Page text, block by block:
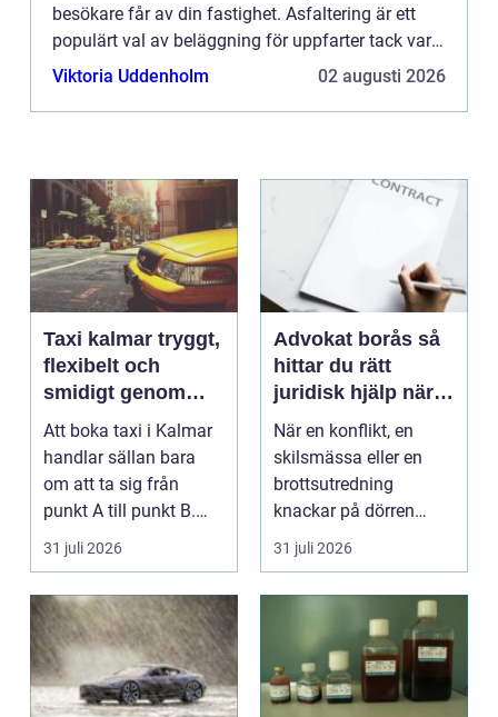
besökare får av din fastighet. Asfaltering är ett
populärt val av beläggning för uppfarter tack vare
...
Viktoria Uddenholm 02 augusti 2026
Taxi kalmar tryggt,
flexibelt och
smidigt genom
hela resan
Att boka taxi i Kalmar
handlar sällan bara
om att ta sig från
punkt A till punkt B.
För många är res...
31 juli 2026
Advokat borås så
hittar du rätt
juridisk hjälp när
livet krånglar
När en konflikt, en
skilsmässa eller en
brottsutredning
knackar på dörren
förändras vardagen
31 juli 2026